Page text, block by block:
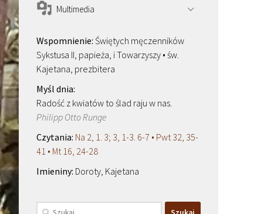
Multimedia
Świętych męczenników
Sykstusa II, papieża, i Towarzyszy • św.
Kajetana, prezbitera
Radość z kwiatów to ślad raju w nas.
Philipp Otto Runge
Na 2, 1. 3; 3, 1-3. 6-7 • Pwt 32, 35-
41 • Mt 16, 24-28
Doroty, Kajetana
Szukaj: